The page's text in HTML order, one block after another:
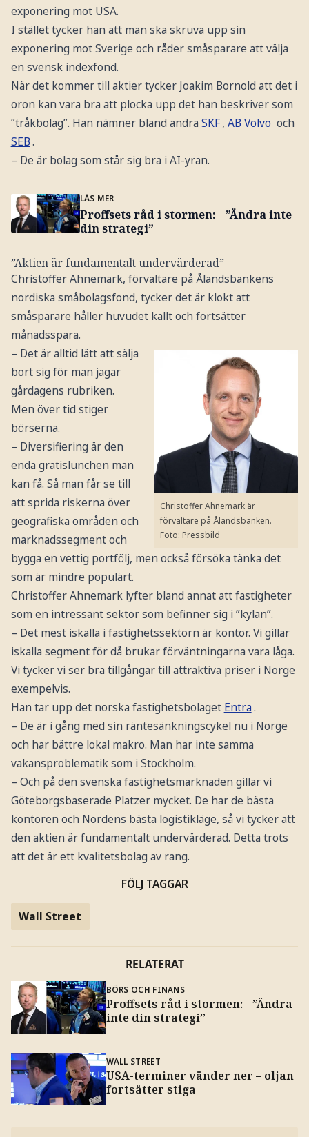
exponering mot USA.
I stället tycker han att man ska skruva upp sin
exponering mot Sverige och råder småsparare att välja
en svensk indexfond.
När det kommer till aktier tycker Joakim Bornold att det i
oron kan vara bra att plocka upp det han beskriver som
”tråkbolag”. Han nämner bland andra SKF ,AB Volvo och
SEB .
– De är bolag som står sig bra i AI-yran.
LÄS MER
Proffsets råd i stormen: ”Ändra inte
din strategi”
”Aktien är fundamentalt undervärderad”
Christoffer Ahnemark, förvaltare på Ålandsbankens
nordiska småbolagsfond, tycker det är klokt att
småsparare håller huvudet kallt och fortsätter
månadsspara.
Christoffer Ahnemark är
förvaltare på Ålandsbanken.
Foto: Pressbild
– Det är alltid lätt att sälja
bort sig för man jagar
gårdagens rubriken.
Men över tid stiger
börserna.
– Diversifiering är den
enda gratislunchen man
kan få. Så man får se till
att sprida riskerna över
geografiska områden och
marknadssegment och
bygga en vettig portfölj, men också försöka tänka det
som är mindre populärt.
Christoffer Ahnemark lyfter bland annat att fastigheter
som en intressant sektor som befinner sig i ”kylan”.
– Det mest iskalla i fastighetssektorn är kontor. Vi gillar
iskalla segment för då brukar förväntningarna vara låga.
Vi tycker vi ser bra tillgångar till attraktiva priser i Norge
exempelvis.
Han tar upp det norska fastighetsbolaget Entra.
– De är i gång med sin räntesänkningscykel nu i Norge
och har bättre lokal makro. Man har inte samma
vakansproblematik som i Stockholm.
– Och på den svenska fastighetsmarknaden gillar vi
Göteborgsbaserade Platzer mycket. De har de bästa
kontoren och Nordens bästa logistikläge, så vi tycker att
den aktien är fundamentalt undervärderad. Detta trots
att det är ett kvalitetsbolag av rang.
FÖLJ TAGGAR
Wall Street
RELATERAT
BÖRS OCH FINANS
Proffsets råd i stormen: ”Ändra
inte din strategi”
WALL STREET
USA-terminer vänder ner – oljan
fortsätter stiga